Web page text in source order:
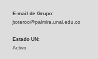
E-mail de Grupo:
jtoteroo@palmira.unal.edu.co
Estado UN:
Activo